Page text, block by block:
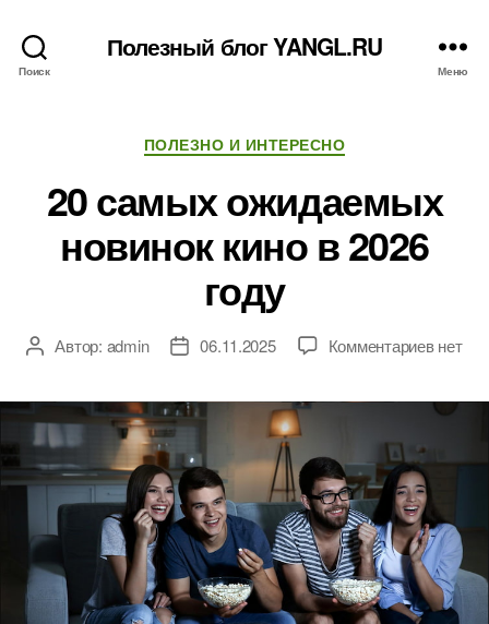
Поиск
Полезный блог YANGL.RU
Меню
Рубрики
ПОЛЕЗНО И ИНТЕРЕСНО
20 самых ожидаемых
новинок кино в 2026
году
АвторАвтор: admin
Дата06.11.2025 Комментариевк
самых
в
2026
году
нет